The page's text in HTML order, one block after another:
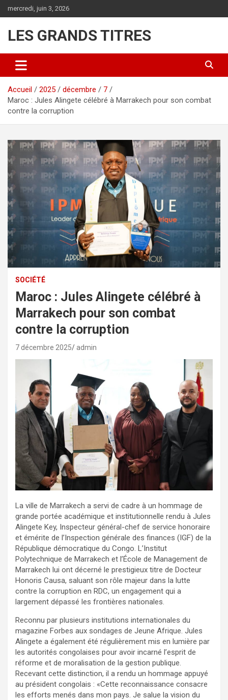
au
mercredi, juin 3, 2026
LES GRANDS TITRES
Accueil 2025 décembre
7
Maroc : Jules Alingete célébré à Marrakech pour son combat
contre la corruption
SOCIÉTÉ
Maroc : Jules Alingete célébré à
Marrakech pour son combat
contre la corruption
7 décembre 2025 admin
La ville de Marrakech a servi de cadre à un hommage de
grande portée académique et institutionnelle rendu à Jules
Alingete Key, Inspecteur général-chef de service honoraire
et émérite de l’Inspection générale des finances (IGF) de la
République démocratique du Congo. L’Institut
Polytechnique de Marrakech et l’École de Management de
Marrakech lui ont décerné le prestigieux titre de Docteur
Honoris Causa, saluant son rôle majeur dans la lutte
contre la corruption en RDC, un engagement qui a
largement dépassé les frontières nationales.
Reconnu par plusieurs institutions internationales du
magazine Forbes aux sondages de Jeune Afrique. Jules
Alingete a également été régulièrement mis en lumière par
les autorités congolaises pour avoir incarné l’esprit de
réforme et de moralisation de la gestion publique.
Recevant cette distinction, il a rendu un hommage appuyé
au président congolais : «Cette reconnaissance consacre
les efforts menés dans mon pays. Je salue la vision du